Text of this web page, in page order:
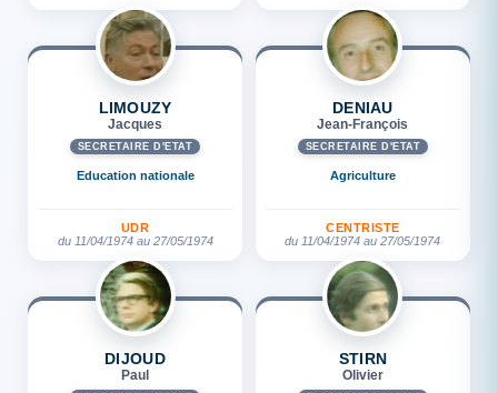
LIMOUZY
Jacques
SECRÉTAIRE D'ETAT
Education nationale
UDR
du 11/04/1974 au 27/05/1974
DENIAU
Jean-François
SECRÉTAIRE D'ETAT
Agriculture
CENTRISTE
du 11/04/1974 au 27/05/1974
DIJOUD
Paul
STIRN
Olivier